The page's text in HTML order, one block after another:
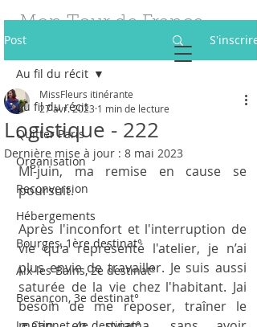
Mon Tour de France
des Fleurs
Post S'inscrire
Au fil du récit
Quitter Paris
Organisation
Reconversion
Hébergements
Bourges, 1ère destinat°
Aix-les-Bains, 2e destinat°
Besançon, 3e destinat°
Au fil du récit
Logistique - 222
MissFleurs itinérante
27 avr. 2023 1 min de lecture
Dernière mise à jour : 8 mai 2023
Mi-juin, ma remise en cause se
poursuit.
Après l'inconfort et l'interruption de
vie qu'a représenté l'atelier, je n’ai
plus envie de travailler. Je suis aussi
saturée de la vie chez l'habitant. Jai
besoin de me reposer, traîner le